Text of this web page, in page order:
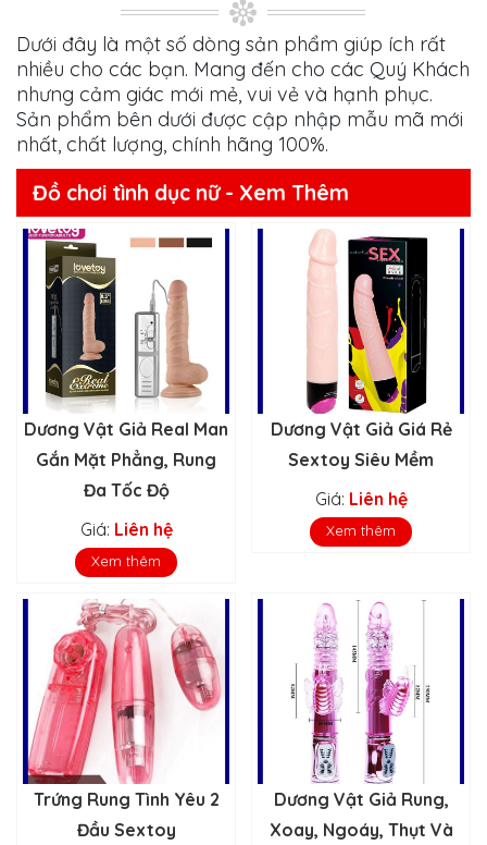
Dưới đây là một số dòng sản phẩm giúp ích rất
nhiều cho các bạn. Mang đến cho các Quý Khách
nhưng cảm giác mới mẻ, vui vẻ và hạnh phục.
Sản phẩm bên dưới được cập nhập mẫu mã mới
nhất, chất lượng, chính hãng 100%.
Đồ chơi tình dục nữ - Xem Thêm
Dương Vật Giả Real Man
Gắn Mặt Phẳng, Rung
Đa Tốc Độ
Giá: Liên hệ
Xem thêm
Dương Vật Giả Giá Rẻ
Sextoy Siêu Mềm
Giá: Liên hệ
Xem thêm
Trứng Rung Tình Yêu 2
Đầu Sextoy
Dương Vật Giả Rung,
Xoay, Ngoáy, Thụt Và